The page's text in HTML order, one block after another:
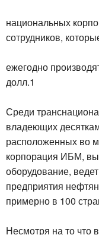
национальных
сотрудников,
ежегодно
долл.1
Среди
владеющих
расположенных во
корпорация ИБМ,
оборудование,
предприятия
примерно в 100
Несмотря на то что